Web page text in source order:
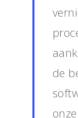
de
onze